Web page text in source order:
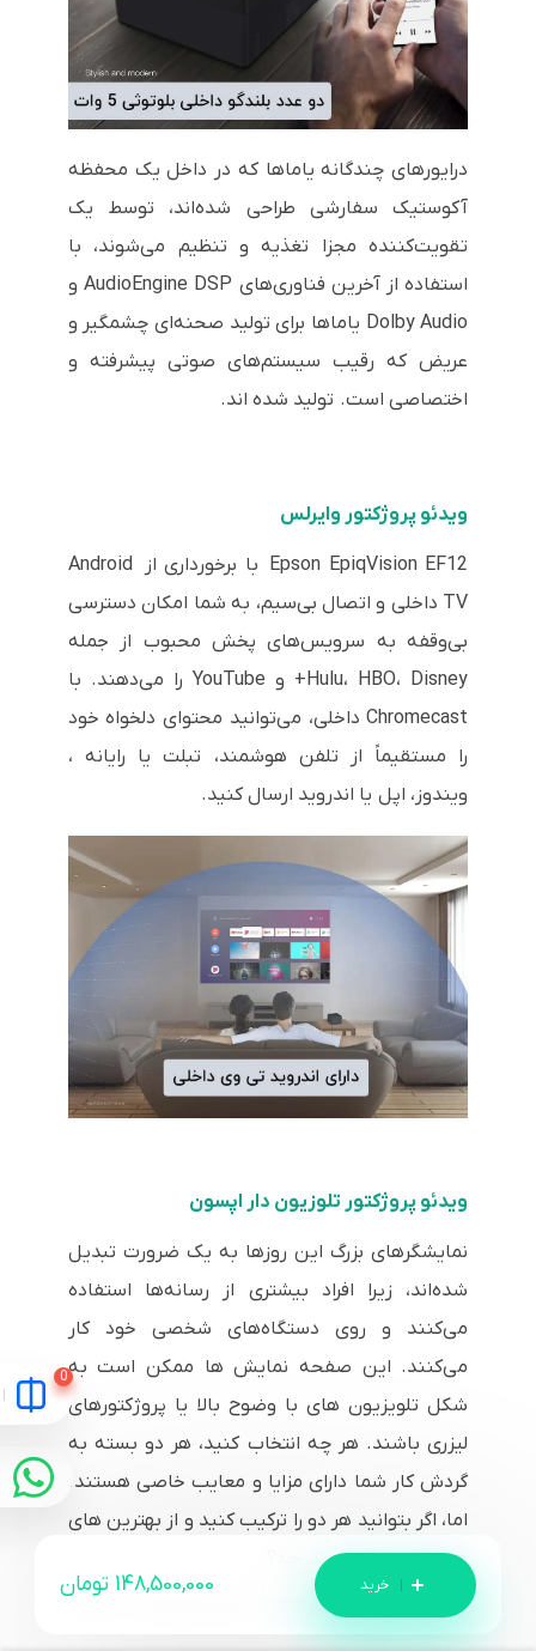
درایورهای چندگانه یاماها که در داخل یک محفظه
آکوستیک سفارشی طراحی شده‌اند، توسط یک
تقویت‌کننده مجزا تغذیه و تنظیم می‌شوند، با
استفاده از آخرین فناوری‌های AudioEngine DSP و
Dolby Audio یاماها برای تولید صحنه‌ای چشمگیر و
عریض که رقیب سیستم‌های صوتی پیشرفته و
اختصاصی است. تولید شده اند.
ویدئو پروژکتور وایرلس
Epson EpiqVision EF12 با برخورداری از Android
TV داخلی و اتصال بی‌سیم، به شما امکان دسترسی
بی‌وقفه به سرویس‌های پخش محبوب از جمله
Hulu، HBO، Disney+ و YouTube را می‌دهند. با
Chromecast داخلی، می‌توانید محتوای دلخواه خود
را مستقیماً از تلفن هوشمند، تبلت یا رایانه ،
ویندوز، اپل یا اندروید ارسال کنید.
ویدئو پروژکتور تلوزیون دار اپسون
نمایشگرهای بزرگ این روزها به یک ضرورت تبدیل
شده‌اند، زیرا افراد بیشتری از رسانه‌ها استفاده
می‌کنند و روی دستگاه‌های شخصی خود کار
می‌کنند. این صفحه نمایش ها ممکن است به
شکل تلویزیون های با وضوح بالا یا پروژکتورهای
لیزری باشند. هر چه انتخاب کنید، هر دو بسته به
گردش کار شما دارای مزایا و معایب خاصی هستند.
اما، اگر بتوانید هر دو را ترکیب کنید و از بهترین های
هر دو دنیا لذت ببرید، چه؟
148,500,000 تومان